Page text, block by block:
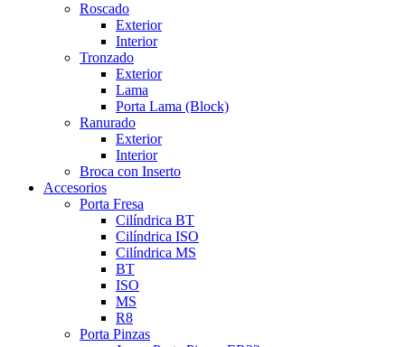
Roscado
Exterior
Interior
Tronzado
Exterior
Lama
Porta Lama (Block)
Ranurado
Exterior
Interior
Broca con Inserto
Accesorios
Porta Fresa
Cilíndrica BT
Cilíndrica ISO
Cilíndrica MS
BT
ISO
MS
R8
Porta Pinzas